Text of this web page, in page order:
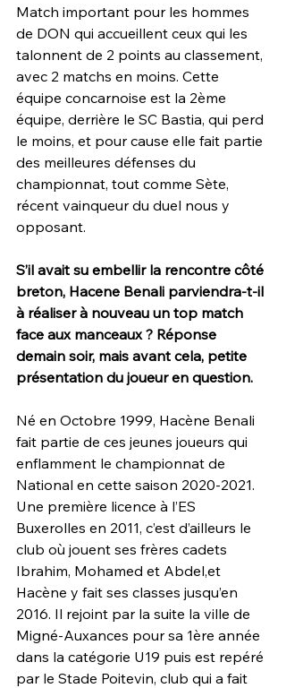
Match important pour les hommes
de DON qui accueillent ceux qui les
talonnent de 2 points au classement,
avec 2 matchs en moins. Cette
équipe concarnoise est la 2ème
équipe, derrière le SC Bastia, qui perd
le moins, et pour cause elle fait partie
des meilleures défenses du
championnat, tout comme Sète,
récent vainqueur du duel nous y
opposant.
S’il avait su embellir la rencontre côté
breton, Hacene Benali parviendra-t-il
à réaliser à nouveau un top match
face aux manceaux ? Réponse
demain soir, mais avant cela, petite
présentation du joueur en question.
Né en Octobre 1999, Hacène Benali
fait partie de ces jeunes joueurs qui
enflamment le championnat de
National en cette saison 2020-2021.
Une première licence à l’ES
Buxerolles en 2011, c’est d’ailleurs le
club où jouent ses frères cadets
Ibrahim, Mohamed et Abdel,et
Hacène y fait ses classes jusqu’en
2016. Il rejoint par la suite la ville de
Migné-Auxances pour sa 1ère année
dans la catégorie U19 puis est repéré
par le Stade Poitevin, club qui a fait